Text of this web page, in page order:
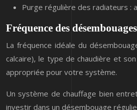
Purge régulière des radiateurs :
Fréquence des
La fréquence idéale du
calcaire), le type de chaudière et
appropriée pour votre système.
Un système de chauffage bien
investir dans un désembouage